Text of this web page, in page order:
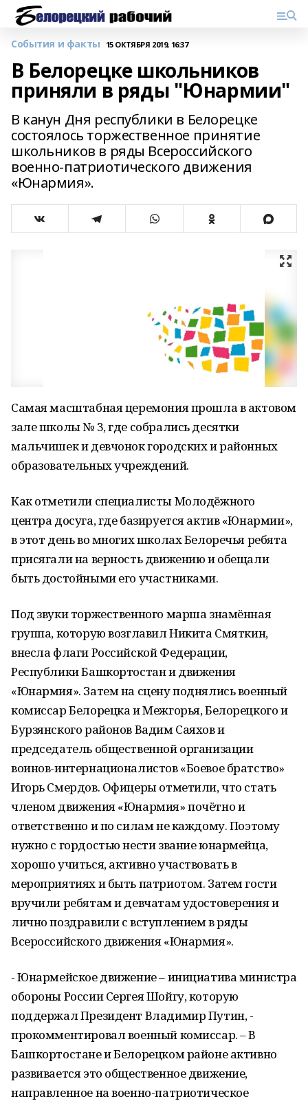
События и факты 15 ОКТЯБРЯ 2019, 16:37
В Белорецке школьников
приняли в ряды "Юнармии"
В канун Дня республики в Белорецке
состоялось торжественное принятие
школьников в ряды Всероссийского
военно-патриотического движения
«Юнармия».
Самая масштабная церемония прошла в актовом
зале школы № 3, где собрались десятки
мальчишек и девчонок городских и районных
образовательных учреждений.
Как отметили специалисты Молодёжного
центра досуга, где базируется актив «Юнармии»,
в этот день во многих школах Белоречья ребята
присягали на верность движению и обещали
быть достойными его участниками.
Под звуки торжественного марша знамённая
группа, которую возглавил Никита Смяткин,
внесла флаги Российской Федерации,
Республики Башкортостан и движения
«Юнармия». Затем на сцену поднялись военный
комиссар Белорецка и Межгорья, Белорецкого и
Бурзянского районов Вадим Саяхов и
председатель общественной организации
воинов-интернационалистов «Боевое братство»
Игорь Смердов. Офицеры отметили, что стать
членом движения «Юнармия» почётно и
ответственно и по силам не каждому. Поэтому
нужно с гордостью нести звание юнармейца,
хорошо учиться, активно участвовать в
мероприятиях и быть патриотом. Затем гости
вручили ребятам и девчатам удостоверения и
лично поздравили с вступлением в ряды
Всероссийского движения «Юнармия».
- Юнармейское движение – инициатива министра
обороны России Сергея Шойгу, которую
поддержал Президент Владимир Путин, -
прокомментировал военный комиссар. – В
Башкортостане и Белорецком районе активно
развивается это общественное движение,
направленное на военно-патриотическое